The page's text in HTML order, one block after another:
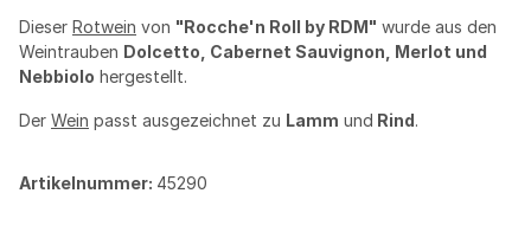
Dieser Rotwein von "Rocche'n Roll by RDM" wurde aus den
Weintrauben Dolcetto, Cabernet Sauvignon, Merlot und
Nebbiolo hergestellt.
Der Wein passt ausgezeichnet zu Lamm und Rind.
Artikelnummer: 45290